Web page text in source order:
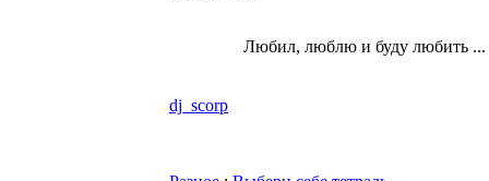
Любил, люблю и буду любить ...
dj_scorp